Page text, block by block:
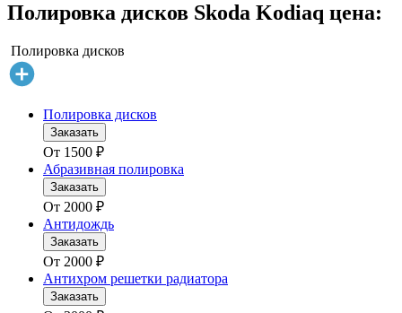
Полировка дисков Skoda Kodiaq цена:
Полировка дисков
Полировка дисков
Заказать
От 1500 ₽
Абразивная полировка
Заказать
От 2000 ₽
Антидождь
Заказать
От 2000 ₽
Антихром решетки радиатора
Заказать